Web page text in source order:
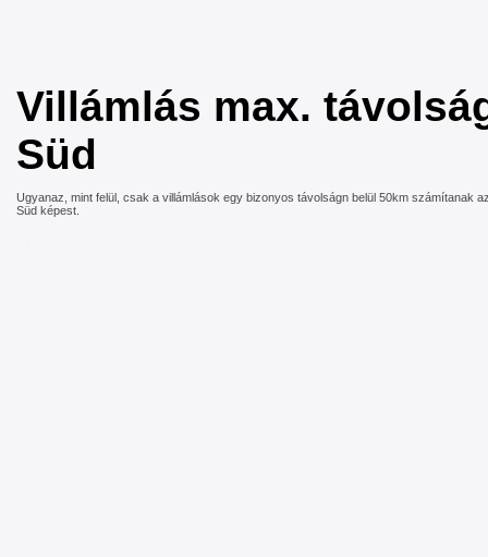
Villámlás max.
Süd
Ugyanaz, mint felül, csak a villámlások egy bizonyos távolságn belül 50km számítanak
Süd képest.